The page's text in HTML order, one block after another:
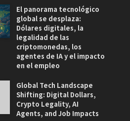
El panorama tecnológico
global se desplaza:
Dólares digitales, la
legalidad de las
criptomonedas, los
agentes de IA y el impacto
en el empleo
Global Tech Landscape
Shifting: Digital Dollars,
Crypto Legality, AI
Agents, and Job Impacts